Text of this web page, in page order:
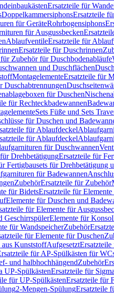
Ersatzteile für
DoppelkammersiphonsErsatzteile
für GeräteRohrbogensiphons
für Ausgussbecken
AblaufventileErsatzteile für
Ersatzteile für Duschrinnen
Zubehör für Duschbodenabläufe
und Duschflächen
MontagelementeErsatzteile für
Duschabtrennungen
für Duschen
für Rechteckbadewannen
Sets Füße und Sets
für Duschen und
für Ablaufdeckel
für Ablaufdeckel
für Duschwannen
DrehbetätigungErsatzteile für
Fertigbausets für Drehbetätigung
für Badewannen
ZubehörErsatzteile für Zubehör
für BidetsErsatzteile für
Elemente für Duschen und
für Elemente für
GeschirrspülerElemente für
für WandspeicherZubehör
für Elemente für Duschen
KunststoffAufgesetzt
für AP-Spülkästen für
und halbhochhängendZubehör
UP-SpülkästenErsatzteile für
für UP-SpülkästenErsatzteile für
2-Mengen-SpülungErsatzteile